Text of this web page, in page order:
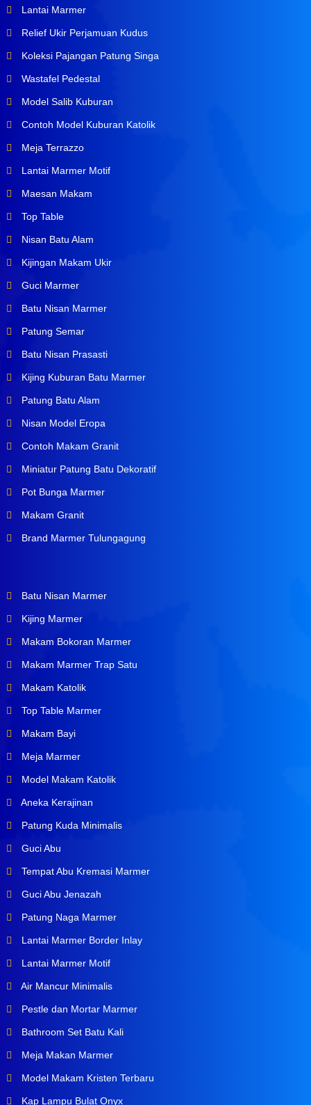
Lantai Marmer
Relief Ukir Perjamuan Kudus
Koleksi Pajangan Patung Singa
Wastafel Pedestal
Model Salib Kuburan
Contoh Model Kuburan Katolik
Meja Terrazzo
Lantai Marmer Motif
Maesan Makam
Top Table
Nisan Batu Alam
Kijingan Makam Ukir
Guci Marmer
Batu Nisan Marmer
Patung Semar
Batu Nisan Prasasti
Kijing Kuburan Batu Marmer
Patung Batu Alam
Nisan Model Eropa
Contoh Makam Granit
Miniatur Patung Batu Dekoratif
Pot Bunga Marmer
Makam Granit
Brand Marmer Tulungagung
Batu Nisan Marmer
Kijing Marmer
Makam Bokoran Marmer
Makam Marmer Trap Satu
Makam Katolik
Top Table Marmer
Makam Bayi
Meja Marmer
Model Makam Katolik
Aneka Kerajinan
Patung Kuda Minimalis
Guci Abu
Tempat Abu Kremasi Marmer
Guci Abu Jenazah
Patung Naga Marmer
Lantai Marmer Border Inlay
Lantai Marmer Motif
Air Mancur Minimalis
Pestle dan Mortar Marmer
Bathroom Set Batu Kali
Meja Makan Marmer
Model Makam Kristen Terbaru
Kap Lampu Bulat Onyx